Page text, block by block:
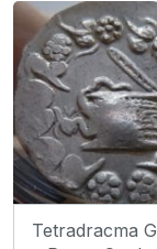
Tetradracma